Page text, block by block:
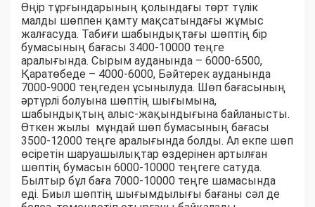
Өңір тұрғындарының қолындағы төрт түлік
малды шөппен қамту мақсатындағы жұмыс
жалғасуда. Табиғи шабындықтағы шөптің бір
бумасының бағасы 3400-10000 теңге
аралығында. Сырым ауданында – 6000-6500,
Қаратөбеде – 4000-6000, Бәйтерек ауданында
7000-9000 теңгеден ұсынылуда. Шөп бағасының
әртүрлі болуына шөптің шығымына,
шабындықтың алыс-жақындығына байланысты.
Өткен жылы мұндай шөп бумасының бағасы
3500-12000 теңге аралығында болды. Ал екпе шөп
өсіретін шаруашылықтар өздерінен артылған
шөптің бумасын 6000-10000 теңгеге сатуда.
Былтыр бұл баға 7000-10000 теңге шамасында
еді. Биыл шөптің шығымдылығы бағаны сәл де